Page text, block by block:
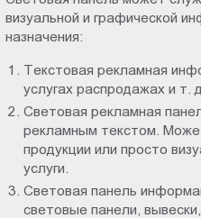
визуальной и графической
назначения:
Текстовая рекламная
услугах распродажах и т. д.
Световая рекламная
рекламным текстом.
продукции или просто
услуги.
Световая панель
световые панели,
Пт.:
9.00-
Вс.:
выходной